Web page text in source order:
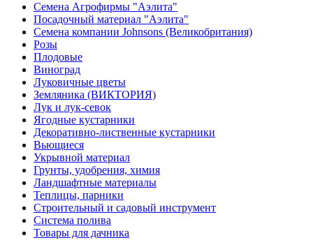
Семена Агрофирмы "Аэлита"
Посадочный материал "Аэлита"
Семена компании Johnsons (Великобритания)
Розы
Плодовые
Виноград
Луковичные цветы
Земляника (ВИКТОРИЯ)
Лук и лук-севок
Ягодные кустарники
Декоративно-лиственные кустарники
Вьющиеся
Укрывной материал
Грунты, удобрения, химия
Ландшафтные материалы
Теплицы, парники
Строительный и садовый инструмент
Система полива
Товары для дачника